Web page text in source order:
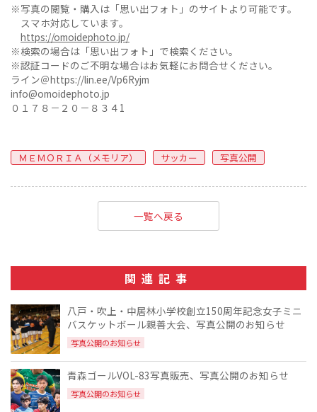
※写真の閲覧・購入は「思い出フォト」のサイトより可能です。
スマホ対応しています。
https://omoidephoto.jp/
※検索の場合は「思い出フォト」で検索ください。
※認証コードのご不明な場合はお気軽にお問合せください。
ライン＠https://lin.ee/Vp6Ryjm
info@omoidephoto.jp
０１７８－２０－８３４1
ＭＥＭＯＲＩＡ（メモリア） サッカー 写真公開
一覧へ戻る
関連記事
八戸・吹上・中居林小学校創立150周年記念女子ミニ
バスケットボール親善大会、写真公開のお知らせ
写真公開のお知らせ
青森ゴールVOL-83写真販売、写真公開のお知らせ
写真公開のお知らせ